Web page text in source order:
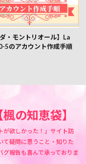
ダ・モントリオール】La
5のアカウント作成手順
の知恵袋】
が欲しかった！」サイト訪
て疑問に思うこと・知りた
報告も喜んで承っておりま